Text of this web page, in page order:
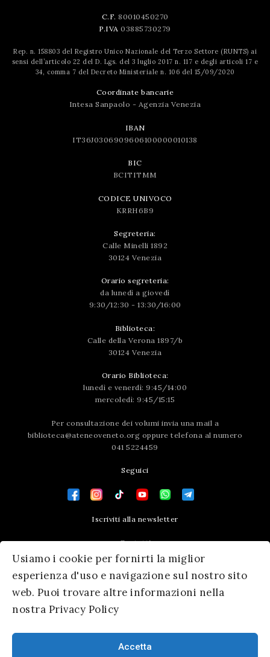
Usiamo i cookie per fornirti la miglior
esperienza d'uso e navigazione sul nostro sito
web. Puoi trovare altre informazioni nella
nostra Privacy Policy
Accetta
C.F. 80010450270
P.IVA 03885730279
Rep. n. 158803 del Registro Unico Nazionale del Terzo Settore (RUNTS) ai
sensi dell’articolo 22 del D. Lgs. del 3 luglio 2017 n. 117 e degli articoli 17 e
34, comma 7 del Decreto Ministeriale n. 106 del 15/09/2020
Coordinate bancarie
Intesa Sanpaolo - Agenzia Venezia
IBAN
IT36J0306909606100000010138
BIC
BCITITMM
CODICE UNIVOCO
KRRH6B9
Segreteria:
Calle Minelli 1892
30124 Venezia
Orario segreteria:
da lunedì a giovedì
9:30/12:30 - 13:30/16:00
Biblioteca:
Calle della Verona 1897/b
30124 Venezia
Orario Biblioteca:
lunedì e venerdì: 9:45/14:00
mercoledì: 9:45/15:15
Per consultazione dei volumi invia una mail a
biblioteca@ateneoveneto.org oppure telefona al numero
041 5224459
Seguici
Iscriviti alla newsletter
Contatti